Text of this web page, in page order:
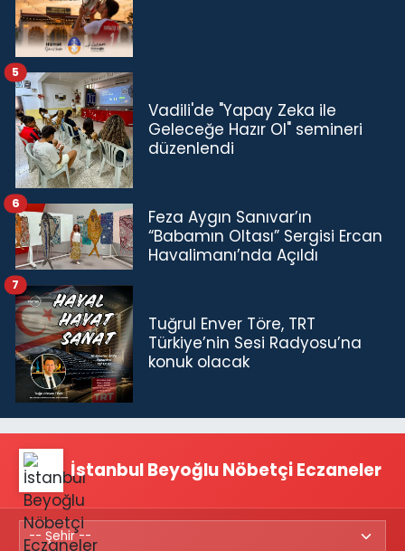
Vadili'de "Yapay Zeka ile
Geleceğe Hazır Ol" semineri
düzenlendi
5
Feza Aygın Sanıvar’ın
“Babamın Oltası” Sergisi Ercan
Havalimanı’nda Açıldı
6
Tuğrul Enver Töre, TRT
Türkiye’nin Sesi Radyosu’na
konuk olacak
7
İstanbul Beyoğlu Nöbetçi Eczaneler